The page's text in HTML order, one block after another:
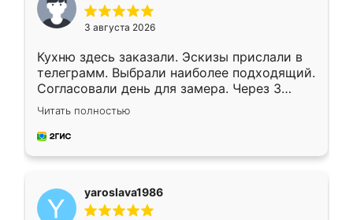
3 августа 2026
Кухню здесь заказали. Эскизы прислали в
телеграмм. Выбрали наиболее подходящий.
Согласовали день для замера. Через 3
недели кухня была уже готова. Остались
довольны работой. Спасибо Ренессанс
мебель за качественную работу!
Читать полностью
yaroslava1986